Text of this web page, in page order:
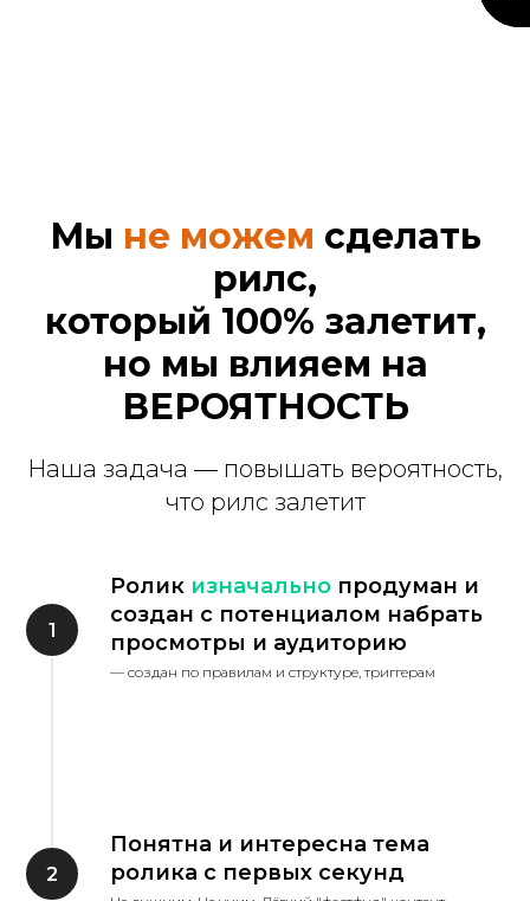
Мы не можем сделать
рилс,
который 100% залетит,
но мы влияем на
ВЕРОЯТНОСТЬ
Наша задача — повышать вероятность,
что рилс залетит
Ролик изначально продуман и
создан с потенциалом набрать
просмотры и аудиторию
— создан по правилам и структуре, триггерам
Понятна и интересна тема
ролика с первых секунд